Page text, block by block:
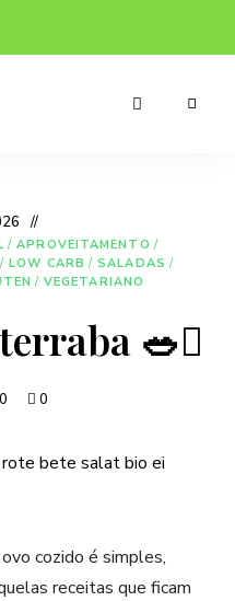
/ APROVEITAMENTO /
/ LOW CARB / SALADAS /
/ VEGETARIANO
🥗🫜
0 0
cozido é simples,
receitas que ficam